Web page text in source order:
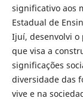
significativo aos
Estadual de
Ijuí, desenvolvi o
que visa a
significações
diversidade das
vive e na